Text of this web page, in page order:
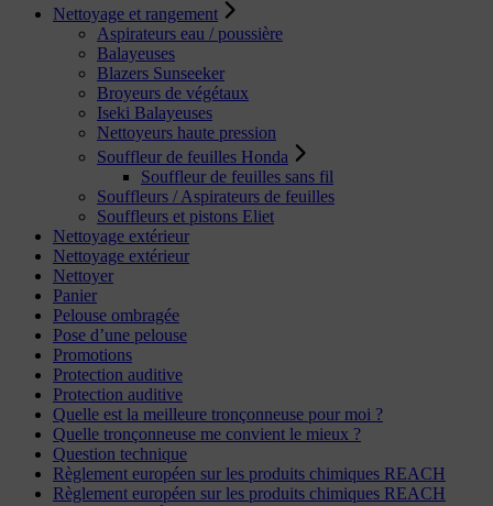
Nettoyage et rangement
Aspirateurs eau / poussière
Balayeuses
Blazers Sunseeker
Broyeurs de végétaux
Iseki Balayeuses
Nettoyeurs haute pression
Souffleur de feuilles Honda
Souffleur de feuilles sans fil
Souffleurs / Aspirateurs de feuilles
Souffleurs et pistons Eliet
Nettoyage extérieur
Nettoyage extérieur
Nettoyer
Panier
Pelouse ombragée
Pose d’une pelouse
Promotions
Protection auditive
Protection auditive
Quelle est la meilleure tronçonneuse pour moi ?
Quelle tronçonneuse me convient le mieux ?
Question technique
Règlement européen sur les produits chimiques REACH
Règlement européen sur les produits chimiques REACH